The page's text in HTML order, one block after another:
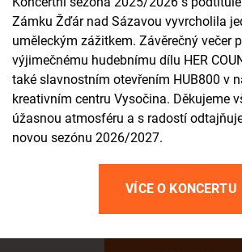
E-MAIL
VAŠE ZPRÁVA
Zámku Žďár nad Sázavou vyvrcholila
uměleckým zážitkem. Závěrečný večer
výjimečnému hudebnímu dílu HER
také slavnostním otevřením HUB800 v
kreativním centru Vysočina. Děkujeme
úžasnou atmosféru a s radostí
novou sezónu 2026/2027.
VÍCE O KONCERTU